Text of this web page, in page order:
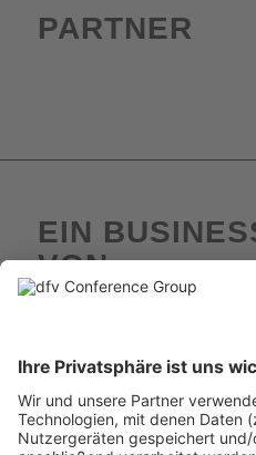
PARTNER
EIN
VON